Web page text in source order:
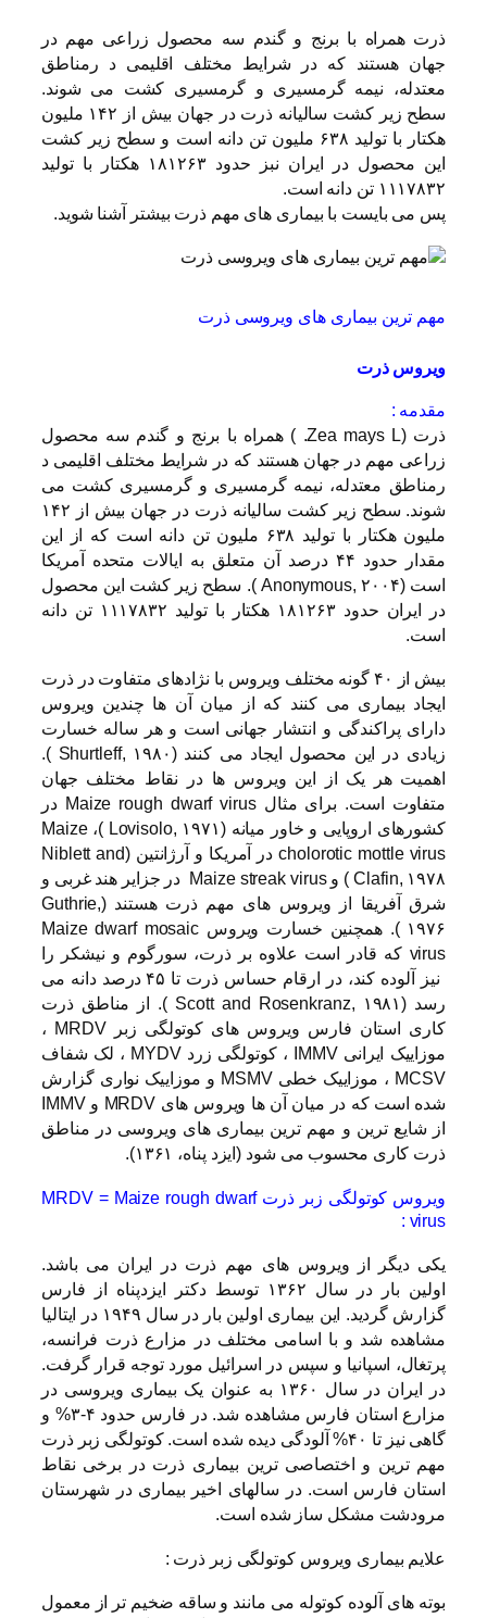
ذرت همراه با برنج و گندم سه محصول زراعی مهم در
جهان هستند که در شرایط مختلف اقلیمی د رمناطق
معتدله، نیمه گرمسیری و گرمسیری کشت می شوند.
سطح زیر کشت سالیانه ذرت در جهان بیش از ۱۴۲ ملیون
هکتار با تولید ۶۳۸ ملیون تن دانه است و سطح زیر کشت
این محصول در ایران نبز حدود ۱۸۱۲۶۳ هکتار با تولید
۱۱۱۷۸۳۲ تن دانه است.
پس می بایست با بیماری های مهم ذرت بیشتر آشنا شوید.
مهم ترین بیماری های ویروسی ذرت
ویروس ذرت
مقدمه :
ذرت (Zea mays L. ) همراه با برنج و گندم سه محصول
زراعی مهم در جهان هستند که در شرایط مختلف اقلیمی د
رمناطق معتدله، نیمه گرمسیری و گرمسیری کشت می
شوند. سطح زیر کشت سالیانه ذرت در جهان بیش از ۱۴۲
ملیون هکتار با تولید ۶۳۸ ملیون تن دانه است که از این
مقدار حدود ۴۴ درصد آن متعلق به ایالات متحده آمریکا
است (Anonymous, ۲۰۰۴ ). سطح زیر کشت این محصول
در ایران حدود ۱۸۱۲۶۳ هکتار با تولید ۱۱۱۷۸۳۲ تن دانه
است.
بیش از ۴۰ گونه مختلف ویروس با نژادهای متفاوت در ذرت
ایجاد بیماری می کنند که از میان آن ها چندین ویروس
دارای پراکندگی و انتشار جهانی است و هر ساله خسارت
زیادی در این محصول ایجاد می کنند (Shurtleff, ۱۹۸۰ ).
اهمیت هر یک از این ویروس ها در نقاط مختلف جهان
متفاوت است. برای مثال Maize rough dwarf virus در
کشورهای اروپایی و خاور میانه (Lovisolo, ۱۹۷۱ )، Maize
cholorotic mottle virus در آمریکا و آرژانتین (Niblett and
Clafin, ۱۹۷۸ ) و Maize streak virus در جزایر هند غربی و
شرق آفریقا از ویروس های مهم ذرت هستند (Guthrie,
۱۹۷۶ ). همچنین خسارت ویروس Maize dwarf mosaic
virus که قادر است علاوه بر ذرت، سورگوم و نیشکر را
نیز آلوده کند، در ارقام حساس ذرت تا ۴۵ درصد دانه می
رسد (Scott and Rosenkranz, ۱۹۸۱ ). از مناطق ذرت
کاری استان فارس ویروس های کوتولگی زبر MRDV ،
موزاییک ایرانی IMMV ، کوتولگی زرد MYDV ، لک شفاف
MCSV ، موزاییک خطی MSMV و موزاییک نواری گزارش
شده است که در میان آن ها ویروس های MRDV و IMMV
از شایع ترین و مهم ترین بیماری های ویروسی در مناطق
ذرت کاری محسوب می شود (ایزد پناه، ۱۳۶۱).
ویروس کوتولگی زبر ذرت MRDV = Maize rough dwarf
virus :
یکی دیگر از ویروس های مهم ذرت در ایران می باشد.
اولین بار در سال ۱۳۶۲ توسط دکتر ایزدپناه از فارس
گزارش گردید. این بیماری اولین بار در سال ۱۹۴۹ در ایتالیا
مشاهده شد و با اسامی مختلف در مزارع ذرت فرانسه،
پرتغال، اسپانیا و سپس در اسرائیل مورد توجه قرار گرفت.
در ایران در سال ۱۳۶۰ به عنوان یک بیماری ویروسی در
مزارع استان فارس مشاهده شد. در فارس حدود ۴-۳% و
گاهی نیز تا ۴۰% آلودگی دیده شده است. کوتولگی زبر ذرت
مهم ترین و اختصاصی ترین بیماری ذرت در برخی نقاط
استان فارس است. در سالهای اخیر بیماری در شهرستان
مرودشت مشکل ساز شده است.
علایم بیماری ویروس کوتولگی زبر ذرت :
بوته های آلوده کوتوله می مانند و ساقه ضخیم تر از معمول